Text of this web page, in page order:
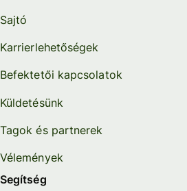
Sajtó
Karrierlehetőségek
Befektetői kapcsolatok
Küldetésünk
Tagok és partnerek
Vélemények
Segítség